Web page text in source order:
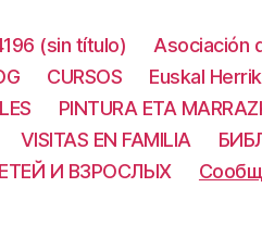
(sin título) Asociación
CURSOS Euskal
PINTURA ETA
VISITAS EN FAMILIA
И ВЗРОСЛЫХ